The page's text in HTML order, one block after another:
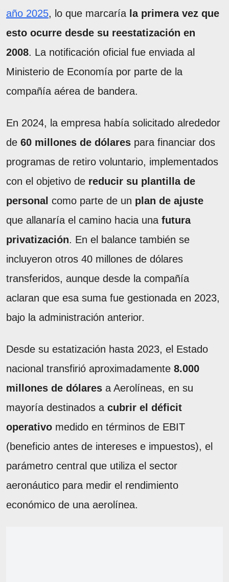
año 2025, lo que marcaría la primera vez que
esto ocurre desde su reestatización en
2008. La notificación oficial fue enviada al
Ministerio de Economía por parte de la
compañía aérea de bandera.
En 2024, la empresa había solicitado alrededor
de 60 millones de dólares para financiar dos
programas de retiro voluntario, implementados
con el objetivo de reducir su plantilla de
personal como parte de un plan de ajuste
que allanaría el camino hacia una futura
privatización. En el balance también se
incluyeron otros 40 millones de dólares
transferidos, aunque desde la compañía
aclaran que esa suma fue gestionada en 2023,
bajo la administración anterior.
Desde su estatización hasta 2023, el Estado
nacional transfirió aproximadamente 8.000
millones de dólares a Aerolíneas, en su
mayoría destinados a cubrir el déficit
operativo medido en términos de EBIT
(beneficio antes de intereses e impuestos), el
parámetro central que utiliza el sector
aeronáutico para medir el rendimiento
económico de una aerolínea.